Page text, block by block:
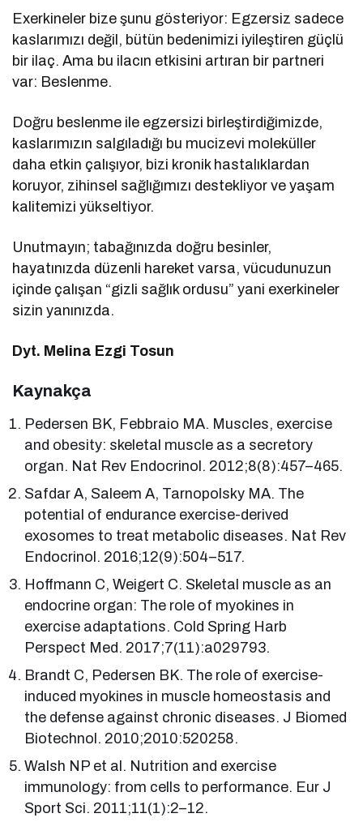
Exerkineler bize şunu gösteriyor: Egzersiz sadece
kaslarımızı değil, bütün bedenimizi iyileştiren güçlü
bir ilaç. Ama bu ilacın etkisini artıran bir partneri
var: Beslenme.
Doğru beslenme ile egzersizi birleştirdiğimizde,
kaslarımızın salgıladığı bu mucizevi moleküller
daha etkin çalışıyor, bizi kronik hastalıklardan
koruyor, zihinsel sağlığımızı destekliyor ve yaşam
kalitemizi yükseltiyor.
Unutmayın; tabağınızda doğru besinler,
hayatınızda düzenli hareket varsa, vücudunuzun
içinde çalışan “gizli sağlık ordusu” yani exerkineler
sizin yanınızda.
Dyt. Melina Ezgi Tosun
Kaynakça
Pedersen BK, Febbraio MA. Muscles, exercise
and obesity: skeletal muscle as a secretory
organ. Nat Rev Endocrinol. 2012;8(8):457–465.
Safdar A, Saleem A, Tarnopolsky MA. The
potential of endurance exercise-derived
exosomes to treat metabolic diseases. Nat Rev
Endocrinol. 2016;12(9):504–517.
Hoffmann C, Weigert C. Skeletal muscle as an
endocrine organ: The role of myokines in
exercise adaptations. Cold Spring Harb
Perspect Med. 2017;7(11):a029793.
Brandt C, Pedersen BK. The role of exercise-
induced myokines in muscle homeostasis and
the defense against chronic diseases. J Biomed
Biotechnol. 2010;2010:520258.
Walsh NP et al. Nutrition and exercise
immunology: from cells to performance. Eur J
Sport Sci. 2011;11(1):2–12.